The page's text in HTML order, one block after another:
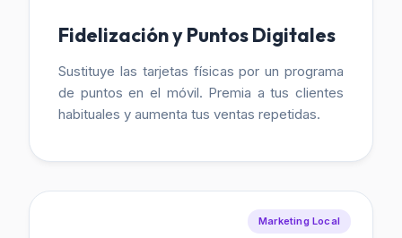
Fidelización y Puntos Digitales
Sustituye las tarjetas físicas por un programa
de puntos en el móvil. Premia a tus clientes
habituales y aumenta tus ventas repetidas.
Marketing Local